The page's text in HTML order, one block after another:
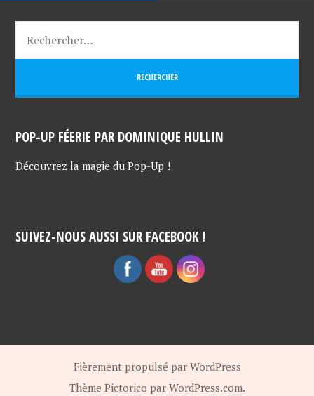
POP-UP FÉERIE PAR DOMINIQUE HULLIN
Découvrez la magie du Pop-Up !
SUIVEZ-NOUS AUSSI SUR FACEBOOK !
Fièrement propulsé par WordPress
Thème Pictorico par WordPress.com.